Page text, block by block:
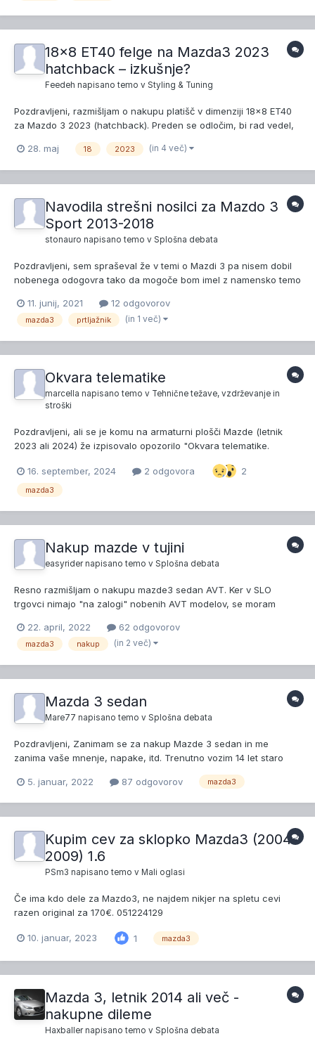
18x8 ET40 felge na Mazda3 2023
hatchback – izkušnje?
Feedeh napisano temo v Styling & Tuning
Pozdravljeni, razmišljam o nakupu platišč v dimenziji 18x8 ET40
za Mazdo 3 2023 (hatchback). Preden se odločim, bi rad vedel,
pnevmatike velikosti 225/40R18. Zanima me: - Ali bi felge teh
28. maj 18 2023 (in 4 več)
Navodila strešni nosilci za Mazdo 3
Sport 2013-2018
stonauro napisano temo v Splošna debata
Pozdravljeni, sem spraševal že v temi o Mazdi 3 pa nisem dobil
nobenega odogovra tako da mogoče bom imel z namensko temo
original strešnih nosilcev za Mazdo 3 Sport 2013-2018. Namreč
kupil sem rabljene in jih zraven nisem...
11. junij, 2021 12 odgovorov
mazda3 prtljažnik (in 1 več)
Okvara telematike
marcella napisano temo v Tehnične težave, vzdrževanje in
stroški
Pozdravljeni, ali se je komu na armaturni plošči Mazde (letnik
2023 ali 2024) že izpisovalo opozorilo "Okvara telematike.
ali ste šli na servis? Kako ste tam zadevo uredili? Hvala za
odgovore. Lp
16. september, 2024 2 odgovora 2
mazda3
Nakup mazde v tujini
easyridernapisano temo v Splošna debata
Resno razmišljam o nakupu mazde3 sedan AVT. Ker v SLO
trgovci nimajo "na zalogi" nobenih AVT modelov, se moram
izkušnje z nakupom Mazde v Avstriji? Tam bi poskusil srečo z
kakšnim AVT modelom "iz zaloge". BR...
22. april, 2022 62 odgovorov
mazda3 nakup (in 2 več)
Mazda 3 sedan
Mare77 napisano temo v Splošna debata
Pozdravljeni, Zanimam se za nakup Mazde 3 sedan in me
zanima vaše mnenje, napake, itd. Trenutno vozim 14 let staro
novejšega. V oči mi je padla Mazda3, sedan, in sicer z 150
5. januar, 2022 87 odgovorov mazda3
Kupim cev za sklopko Mazda3 (2004-
2009) 1.6
PSm3 napisano temo v Mali oglasi
Če ima kdo dele za Mazdo3, ne najdem nikjer na spletu cevi
razen original za 170€. 051224129
10. januar, 2023 1 mazda3
Mazda 3, letnik 2014 ali več -
nakupne dileme
Haxballernapisano temo v Splošna debata